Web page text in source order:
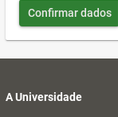
Confirmar dados
A Universidade